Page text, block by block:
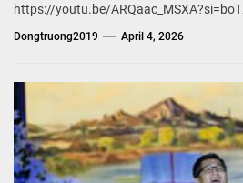
https://youtu.be/
Dongtruong2019 April 4, 2026